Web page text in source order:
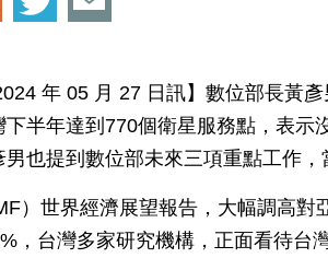
年 05 月 27 日訊】數位部長黃
下半年達到770個衛星服務點，表示
也提到數位部未來三項重點工作，
）世界經濟展望報告，大幅調高對
，台灣多家研究機構，正面看待台